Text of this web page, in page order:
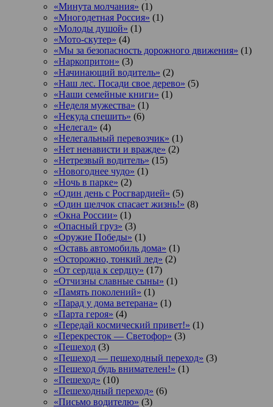
«Минута молчания» (1)
«Многодетная Россия» (1)
«Молоды душой» (1)
«Мото-скутер» (4)
«Мы за безопасность дорожного движения» (1)
«Наркопритон» (3)
«Начинающий водитель» (2)
«Наш лес. Посади свое дерево» (5)
«Наши семейные книги» (1)
«Неделя мужества» (1)
«Некуда спешить» (6)
«Нелегал» (4)
«Нелегальный перевозчик» (1)
«Нет ненависти и вражде» (2)
«Нетрезвый водитель» (15)
«Новогоднее чудо» (1)
«Ночь в парке» (2)
«Один день с Росгвардией» (5)
«Один щелчок спасает жизнь!» (8)
«Окна России» (1)
«Опасный груз» (3)
«Оружие Победы» (1)
«Оставь автомобиль дома» (1)
«Осторожно, тонкий лед» (2)
«От сердца к сердцу» (17)
«Отчизны славные сыны» (1)
«Память поколений» (1)
«Парад у дома ветерана» (1)
«Парта героя» (4)
«Передай космический привет!» (1)
«Перекресток — Светофор» (3)
«Пешеход (3)
«Пешеход — пешеходный переход» (3)
«Пешеход будь внимателен!» (1)
«Пешеход» (10)
«Пешеходный переход» (6)
«Письмо водителю» (3)